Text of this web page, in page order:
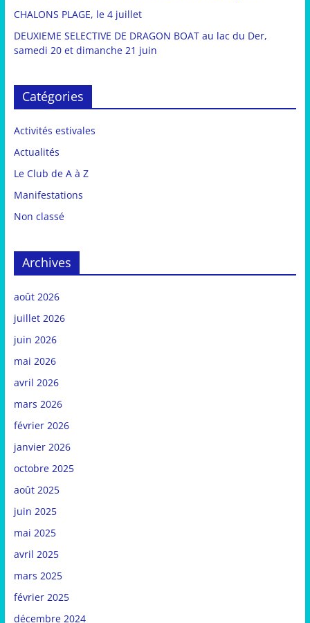
CHALONS PLAGE, le 4 juillet
DEUXIEME SELECTIVE DE DRAGON BOAT au lac du Der,
samedi 20 et dimanche 21 juin
Catégories
Activités estivales
Actualités
Le Club de A à Z
Manifestations
Non classé
Archives
août 2026
juillet 2026
juin 2026
mai 2026
avril 2026
mars 2026
février 2026
janvier 2026
octobre 2025
août 2025
juin 2025
mai 2025
avril 2025
mars 2025
février 2025
décembre 2024